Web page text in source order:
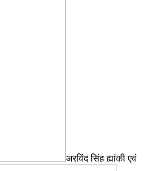
अरविंद सिंह ह्यांकी एवं